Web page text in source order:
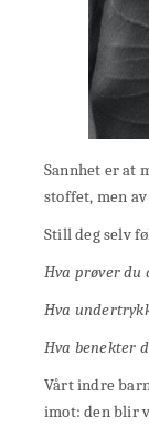
Sannhet er at
stoffet, men
Still deg selv
Hva prøver du
Hva
Hva benekter
Vårt indre
imot: den blir